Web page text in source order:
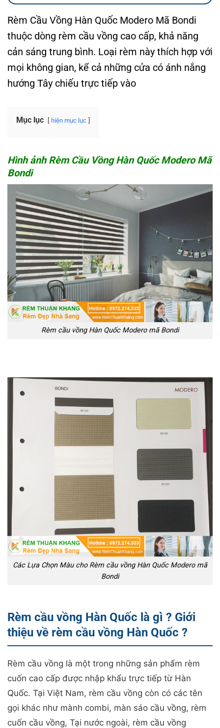
Rèm Cầu Vồng Hàn Quốc Modero Mã Bondi
thuộc dòng rèm cầu vồng cao cấp, khả năng
cản sáng trung bình. Loại rèm này thích hợp với
mọi không gian, kể cả những cửa có ánh nắng
hướng Tây chiếu trực tiếp vào
Mục lục hiện mục lục
Hình ảnh Rèm Cầu Vồng Hàn Quốc Modero Mã
Bondi
Rèm cầu vồng Hàn Quốc Modero mã Bondi
Các Lựa Chọn Màu cho Rèm cầu vồng Hàn Quốc Modero mã
Bondi
Rèm cầu vồng Hàn Quốc là gì ? Giới
thiệu về rèm cầu vồng Hàn Quốc ?
Rèm cầu vồng là một trong những sản phẩm rèm
cuốn cao cấp được nhập khẩu trực tiếp từ Hàn
Quốc. Tại Việt Nam, rèm cầu vồng còn có các tên
gọi khác như mành combi, màn sáo cầu vồng, rèm
cuốn cầu vồng, Tại nước ngoài, rèm cầu vồng